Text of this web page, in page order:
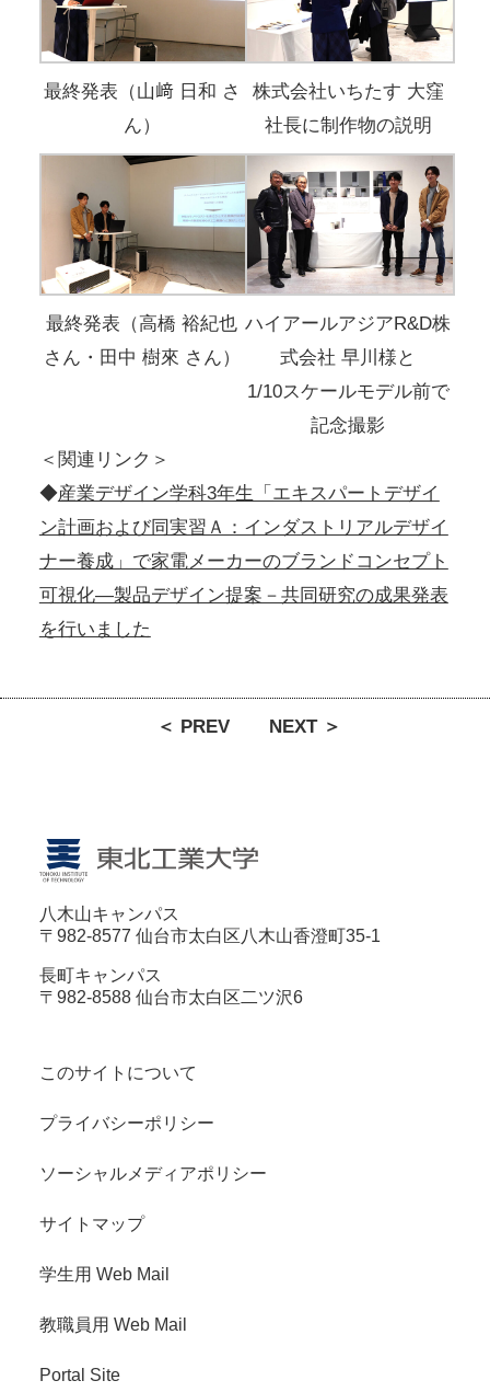
最終発表（山﨑 日和 さ
ん）
株式会社いちたす 大窪
社長に制作物の説明
最終発表（高橋 裕紀也
さん・田中 樹來 さん）
ハイアールアジアR&D株
式会社 早川様と
1/10スケールモデル前で
記念撮影
＜関連リンク＞
◆産業デザイン学科3年生「エキスパートデザイ
ン計画および同実習Ａ：インダストリアルデザイ
ナー養成」で家電メーカーのブランドコンセプト
可視化―製品デザイン提案－共同研究の成果発表
を行いました
＜ PREV NEXT ＞
八木山キャンパス
〒982-8577 仙台市太白区八木山香澄町35-1
長町キャンパス
〒982-8588 仙台市太白区二ツ沢6
このサイトについて
プライバシーポリシー
ソーシャルメディアポリシー
サイトマップ
学生用 Web Mail
教職員用 Web Mail
Portal Site